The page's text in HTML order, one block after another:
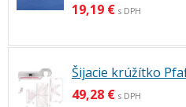
19,19 € s DPH
Šijacie krúžítko
49,28 € s DPH